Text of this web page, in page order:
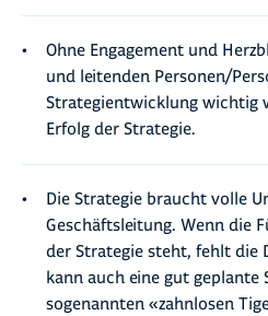
Ohne Engagement und
und leitenden Personen/
Strategientwicklung wichtig
Erfolg der Strategie.
Die Strategie braucht volle
Geschäftsleitung. Wenn die
der Strategie steht, fehlt die
kann auch eine gut geplante
sogenannten «zahnlosen